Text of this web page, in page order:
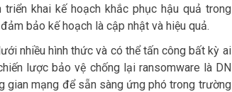
khai kế hoạch khắc phục hậu quả trong
bảo kế hoạch là cập nhật và hiệu quả.
nhiều hình thức và có thể tấn công bất kỳ ai
lược bảo vệ chống lại ransomware là DN
gian mạng để sẵn sàng ứng phó trong trường